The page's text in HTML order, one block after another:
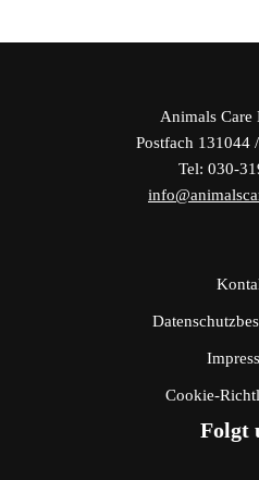
Animals Care
Postfach 131044
Tel: 030-
Cookie-
Folgt